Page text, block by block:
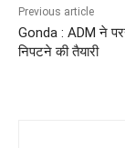
o
o
p
p
Previous article
Gonda : ADM ने
निपटने की तैयारी